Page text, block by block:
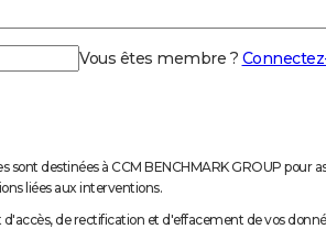
Vous êtes membre ?
sont destinées à CCM BENCHMARK GROUP pour
liées aux interventions.
de rectification et d'effacement de vos